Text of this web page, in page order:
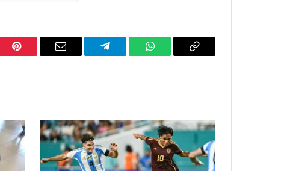
PinterestCorreo
TelegramWhatsAppCopiar